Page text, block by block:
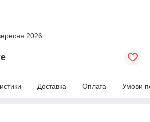
2026
Доставка Оплата Умови